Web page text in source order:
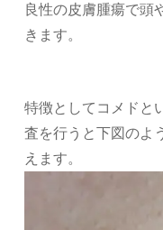
良性の皮膚腫瘍で頭
きます。
特徴としてコメドと
査を行うと下図のよ
えます。